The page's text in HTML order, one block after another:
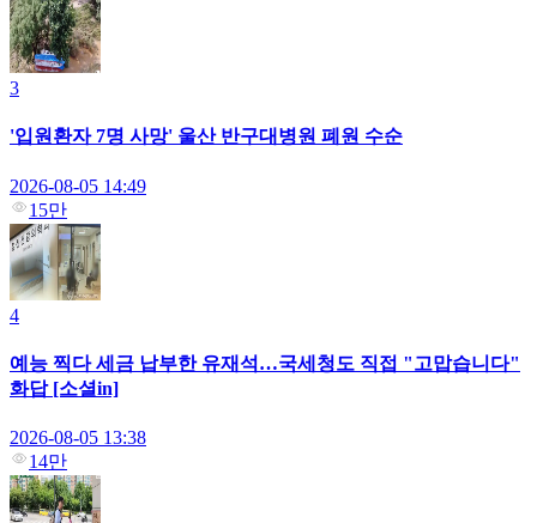
3
'입원환자 7명 사망' 울산 반구대병원 폐원 수순
2026-08-05 14:49
15만
4
예능 찍다 세금 납부한 유재석…국세청도 직접 "고맙습니다"
화답 [소셜in]
2026-08-05 13:38
14만